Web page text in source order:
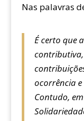
Nas palavras
É certo que
ocorrência
Contudo,